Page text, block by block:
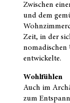
Zwischen
und dem
Zeit, in der
entwickelte.
Wohlfühlen
Auch im
zum